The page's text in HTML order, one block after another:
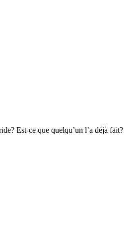
Est-ce que quelqu’un l’a déjà fait?